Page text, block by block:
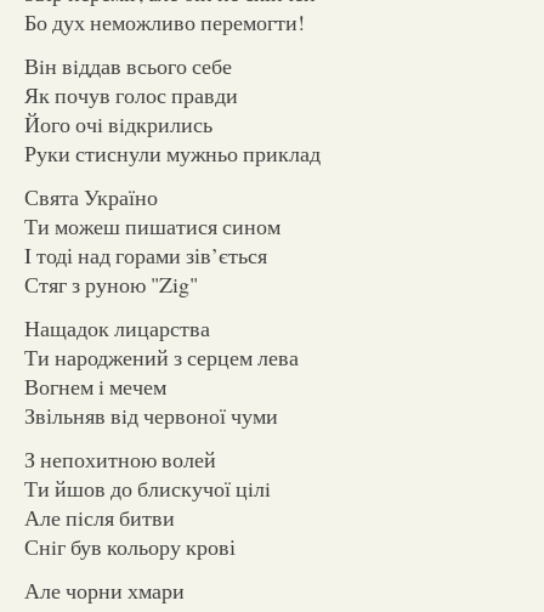
Бо дух неможливо перемогти!
Вiн вiддав всього себе
Як почув голос правди
Його очi вiдкрились
Руки стиснули мужньо приклад
Свята Україно
Ти можеш пишатися сином
I тоді над горами зів’ється
Стяг з руною "Zig"
Нащадок лицарства
Ти народжений з серцем лева
Вогнем i мечем
Звільняв вiд червоної чуми
З непохитною волей
Ти йшов до блискучої цiлi
Але пiсля битви
Снiг був кольору крові
Але чорни хмари